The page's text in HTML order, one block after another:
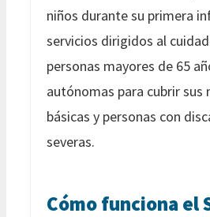
niños durante su primera
servicios dirigidos al
personas mayores de 65
autónomas para cubrir sus
básicas y personas con
severas.
Cómo funciona el